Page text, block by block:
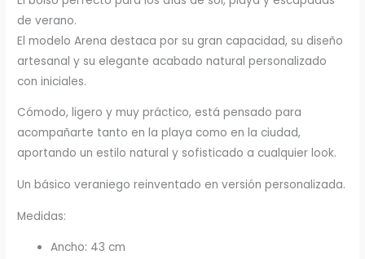
de verano.
El modelo Arena destaca por su gran capacidad, su diseño
artesanal y su elegante acabado natural personalizado
con iniciales.
Cómodo, ligero y muy práctico, está pensado para
acompañarte tanto en la playa como en la ciudad,
aportando un estilo natural y sofisticado a cualquier look.
Un básico veraniego reinventado en versión personalizada.
Medidas:
Ancho: 43 cm